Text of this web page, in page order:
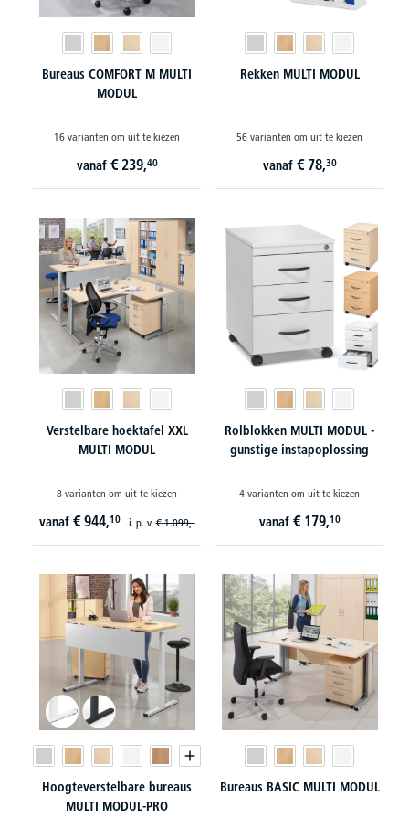
Bureaus COMFORT M MULTI
MODUL
16 varianten om uit te kiezen
vanaf € 239,40
Rekken MULTI MODUL
56 varianten om uit te kiezen
vanaf € 78,30
Verstelbare hoektafel XXL
MULTI MODUL
8 varianten om uit te kiezen
vanaf € 944,10 i. p. v.€ 1.099,-
Rolblokken MULTI MODUL -
gunstige instapoplossing
4 varianten om uit te kiezen
vanaf € 179,10
Hoogteverstelbare bureaus
MULTI MODUL-PRO
Bureaus BASIC MULTI MODUL